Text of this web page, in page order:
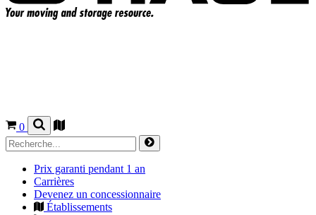
0
Prix garanti pendant 1 an
Carrières
Devenez un concessionnaire
Établissements